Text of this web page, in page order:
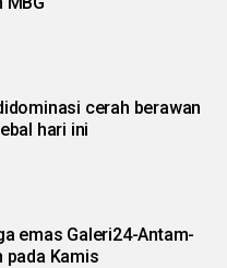
cerah berawan
hari ini
emas Galeri24-Antam-
pada Kamis